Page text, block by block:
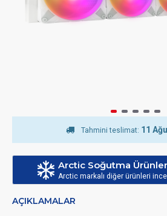
Tahmini teslimat: 11
Arctic Soğutma
Arctic markalı diğer ürünleri
AÇIKLAMALAR